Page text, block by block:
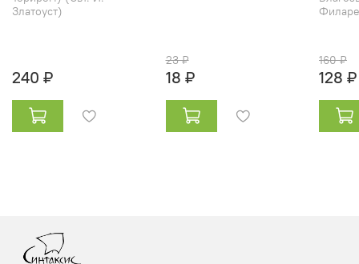
Златоуст)
240 ₽
23 ₽
18 ₽
160 ₽
128 ₽